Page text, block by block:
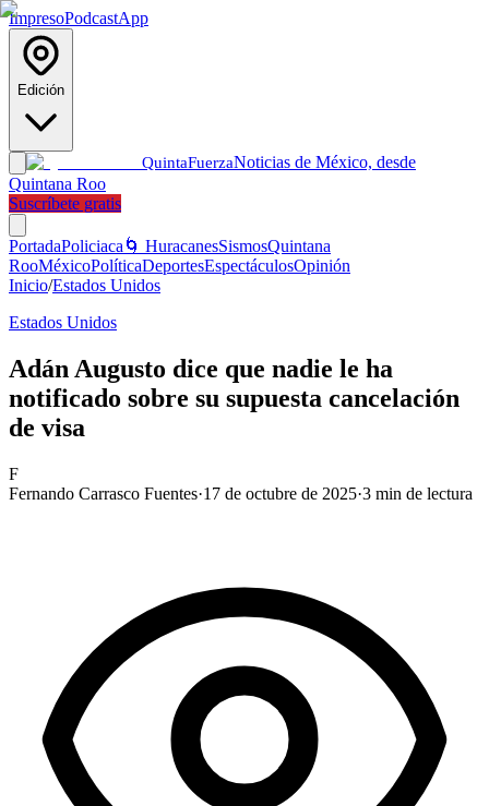
ImpresoPodcastApp
Edición
QuintaFuerzaNoticias de México, desde
Quintana Roo
Suscríbete gratis
PortadaPoliciaca 🌀 HuracanesSismosQuintana
RooMéxicoPolíticaDeportesEspectáculosOpinión
Inicio/Estados Unidos
Estados Unidos
Adán Augusto dice que nadie le ha
notificado sobre su supuesta cancelación
de visa
F
Fernando Carrasco Fuentes·17 de octubre de 2025·3 min de lectura